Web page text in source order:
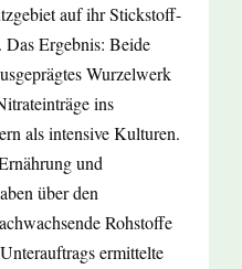
auf ihr Stickstoff-
Das Ergebnis: Beide
Wurzelwerk
ins
als intensive Kulturen.
und
über den
Rohstoffe
ermittelte